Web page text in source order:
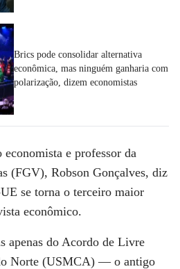
Brics pode consolidar alternativa
econômica, mas ninguém ganharia com
polarização, dizem economistas
economista e professor da
(FGV), Robson Gonçalves, diz
se torna o terceiro maior
econômico.
apenas do Acordo de Livre
Norte (USMCA) — o antigo